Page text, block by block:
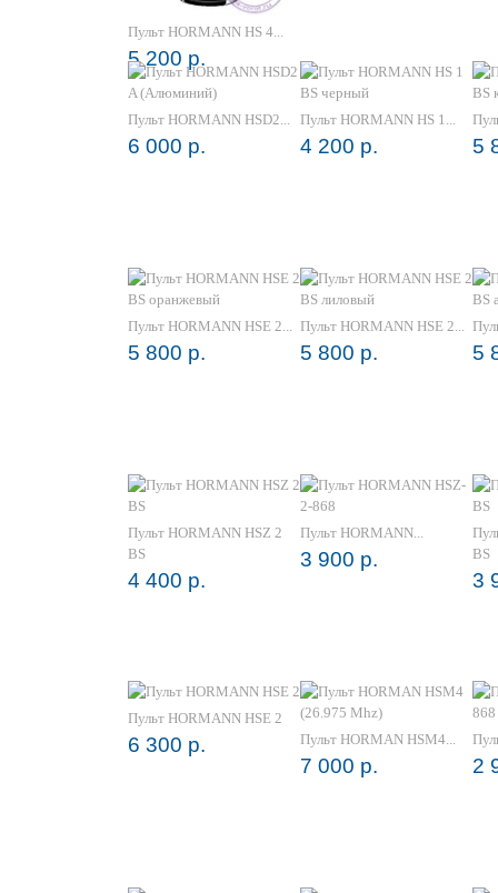
Пульт HORMANN HS 4...
5 200 р.
Пульт HORMANN HSD2...
6 000 р.
Пульт HORMANN HS 1...
4 200 р. 5
Пульт HORMANN HSE 2...
5 800 р.
Пульт HORMANN HSE 2...
5 800 р. 5
Пульт HORMANN HSZ 2
BS
4 400 р.
Пульт HORMANN...
3 900 р.
BS
3
Пульт HORMANN HSE 2
6 300 р. Пульт HORMAN HSM4...
7 000 р. 2